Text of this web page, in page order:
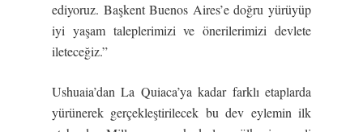
ediyoruz. Başkent Buenos Aires’e doğru yürüyüp
iyi yaşam taleplerimizi ve önerilerimizi devlete
ileteceğiz.”
Ushuaia’dan La Quiaca’ya kadar farklı etaplarda
yürünerek gerçekleştirilecek bu dev eylemin ilk